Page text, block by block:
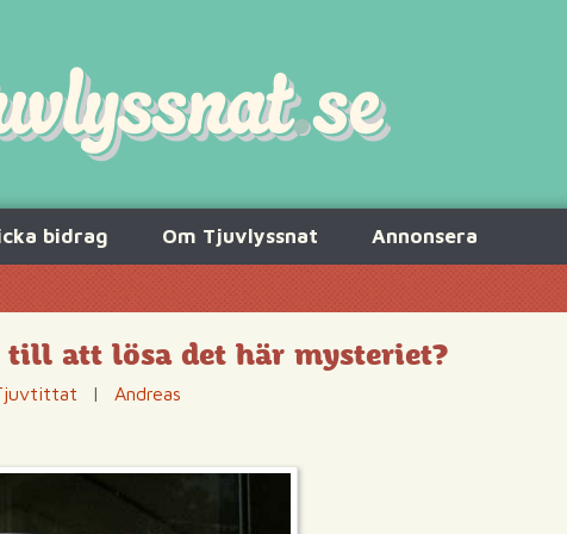
bidrag Om Tjuvlyssnat Annonsera
till att lösa det här mysteriet?
|
Andreas